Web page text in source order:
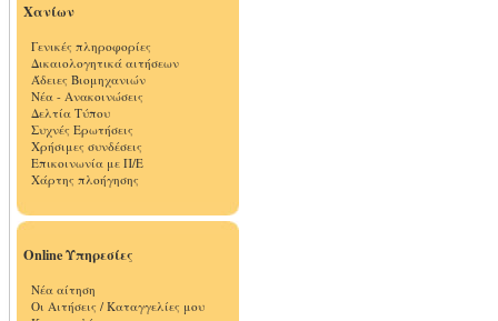
Χανίων
Γενικές πληροφορίες
Δικαιολογητικά αιτήσεων
Άδειες Βιομηχανιών
Νέα - Ανακοινώσεις
Δελτία Τύπου
Συχνές Ερωτήσεις
Χρήσιμες συνδέσεις
Επικοινωνία με Π/Ε
Χάρτης πλοήγησης
Online Υπηρεσίες
Νέα αίτηση
Οι Αιτήσεις / Καταγγελίες μου